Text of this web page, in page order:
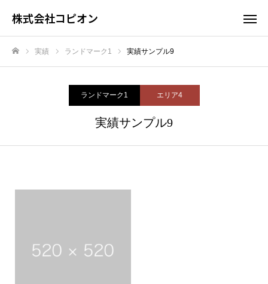
株式会社コピオン
実績 ランドマーク1 実績サンプル9
ランドマーク1 エリア4
実績サンプル9